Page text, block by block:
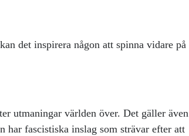
det inspirera någon att spinna vidare på
utmaningar världen över. Det gäller även
har fascistiska inslag som strävar efter att